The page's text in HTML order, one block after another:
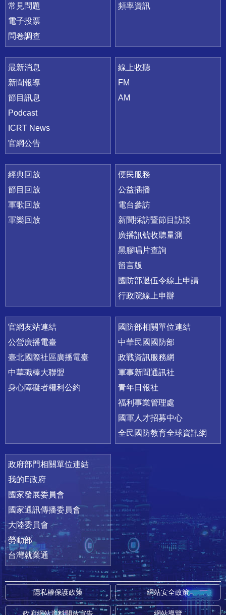
常見問題
電子投票
問卷調查
頻率資訊
最新消息
新聞報導
節目訊息
Podcast
ICRT News
官網公告
線上收聽
FM
AM
經典回放
節目回放
軍歌回放
軍樂回放
便民服務
公益插播
電台參訪
新聞採訪暨節目訪談
廣播訊號收聽量測
黑膠唱片查詢
留言版
國防部退伍令線上申請
行政院線上申辦
官網友站連結
公營廣播電臺
臺北國際社區廣播電臺
中華職棒大聯盟
身心障礙者權利公約
國防部相關單位連結
中華民國國防部
政戰資訊服務網
軍事新聞通訊社
青年日報社
福利事業管理處
國軍人才招募中心
全民國防教育全球資訊網
政府部門相關單位連結
我的E政府
國家發展委員會
國家通訊傳播委員會
大陸委員會
勞動部
台灣就業通
隱私權保護政策 網站安全政策